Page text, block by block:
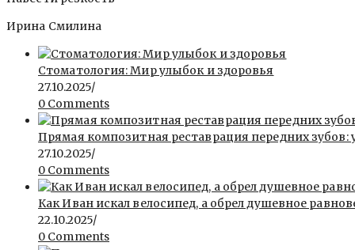
Ирина Смилина
Стоматология: Мир улыбок и здоровья
27.10.2025/
0 Comments
Прямая композитная реставрация передних зубов:
27.10.2025/
0 Comments
Как Иван искал велосипед, а обрел душевное
22.10.2025/
0 Comments